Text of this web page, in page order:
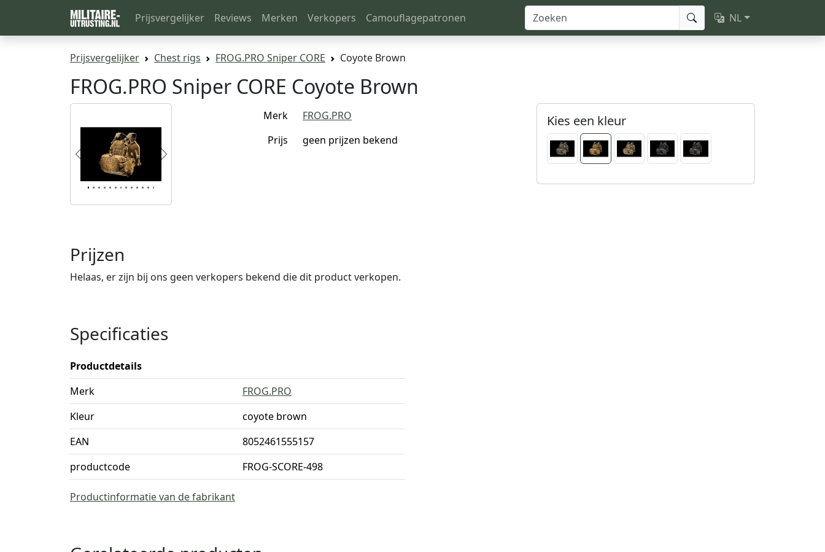
Prijsvergelijker Reviews Merken Verkopers Camouflagepatronen NL
Prijsvergelijker Chest rigs FROG.PRO Sniper CORE Coyote Brown
FROG.PRO Sniper CORE Coyote Brown
Previous Next
Merk
FROG.PRO
Prijs
geen prijzen bekend
Kies een kleur
Prijzen
Helaas, er zijn bij ons geen verkopers bekend die dit product verkopen.
Specificaties
Productdetails
Merk
FROG.PRO
Kleur
coyote brown
EAN
8052461555157
productcode
FROG-SCORE-498
Productinformatie van de fabrikant